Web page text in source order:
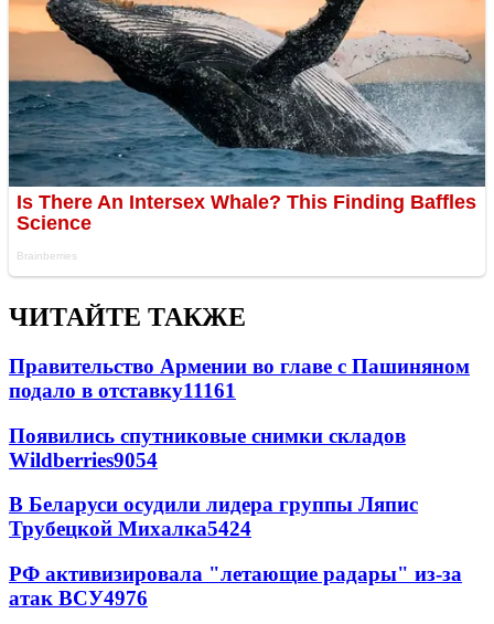
ЧИТАЙТЕ ТАКЖЕ
Правительство Армении во главе с Пашиняном
подало в отставку11161
Появились спутниковые снимки складов
Wildberries9054
В Беларуси осудили лидера группы Ляпис
Трубецкой Михалка5424
РФ активизировала "летающие радары" из-за
атак ВСУ4976